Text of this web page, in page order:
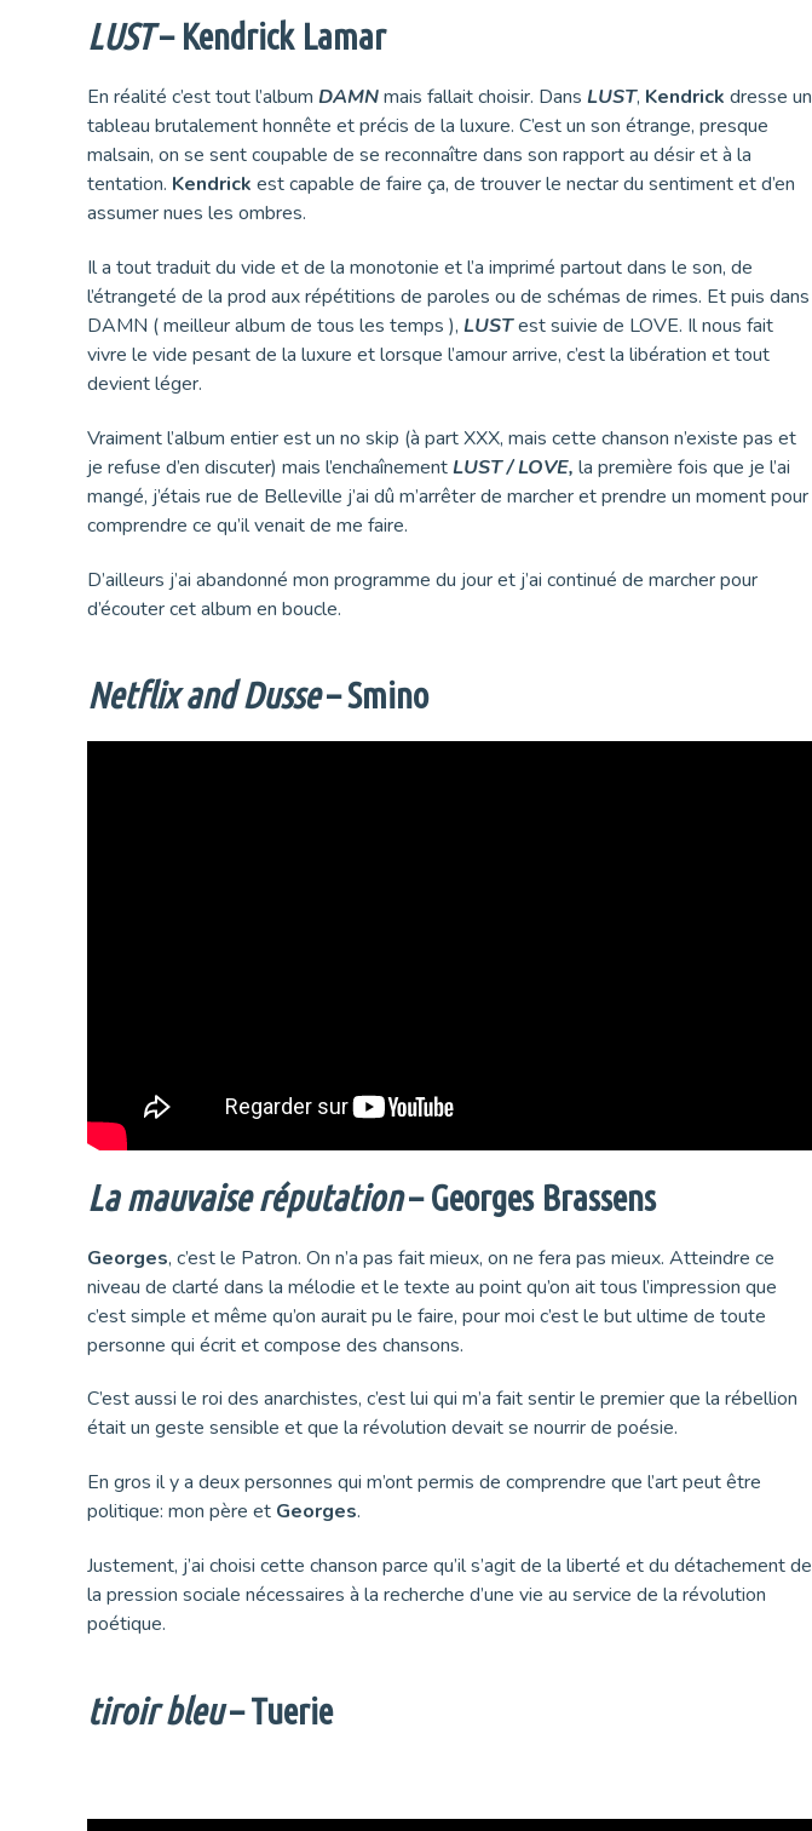
LUST– Kendrick Lamar
En réalité c’est tout l’album DAMNmais fallait choisir. Dans LUST, Kendrick dresse un
tableau brutalement honnête et précis de la luxure. C’est un son étrange, presque
malsain, on se sent coupable de se reconnaître dans son rapport au désir et à la
tentation. Kendrick est capable de faire ça, de trouver le nectar du sentiment et d’en
assumer nues les ombres.
Il a tout traduit du vide et de la monotonie et l’a imprimé partout dans le son, de
l’étrangeté de la prod aux répétitions de paroles ou de schémas de rimes. Et puis dans
DAMN ( meilleur album de tous les temps ), LUSTest suivie de LOVE. Il nous fait
vivre le vide pesant de la luxure et lorsque l’amour arrive, c’est la libération et tout
devient léger.
Vraiment l’album entier est un no skip (à part XXX, mais cette chanson n’existe pas et
je refuse d’en discuter) mais l’enchaînementLUST / LOVE, la première fois que je l’ai
mangé, j’étais rue de Belleville j’ai dû m’arrêter de marcher et prendre un moment pour
comprendre ce qu’il venait de me faire.
D’ailleurs j’ai abandonné mon programme du jour et j’ai continué de marcher pour
d’écouter cet album en boucle.
Netflix and Dusse– Smino
La mauvaise réputation– Georges Brassens
Georges, c’est le Patron. On n’a pas fait mieux, on ne fera pas mieux. Atteindre ce
niveau de clarté dans la mélodie et le texte au point qu’on ait tous l’impression que
c’est simple et même qu’on aurait pu le faire, pour moi c’est le but ultime de toute
personne qui écrit et compose des chansons.
C’est aussi le roi des anarchistes, c’est lui qui m’a fait sentir le premier que la rébellion
était un geste sensible et que la révolution devait se nourrir de poésie.
En gros il y a deux personnes qui m’ont permis de comprendre que l’art peut être
politique: mon père et Georges.
Justement, j’ai choisi cette chanson parce qu’il s’agit de la liberté et du détachement de
la pression sociale nécessaires à la recherche d’une vie au service de la révolution
poétique.
tiroir bleu– Tuerie